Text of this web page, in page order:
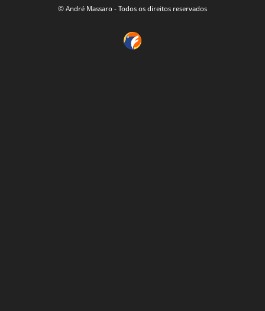
© André Massaro - Todos os direitos reservados